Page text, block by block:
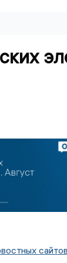
сайтов